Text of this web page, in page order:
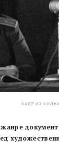
КАДР ИЗ